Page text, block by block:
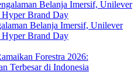
Belanja Imersif, Unilever
Hyper Brand Day